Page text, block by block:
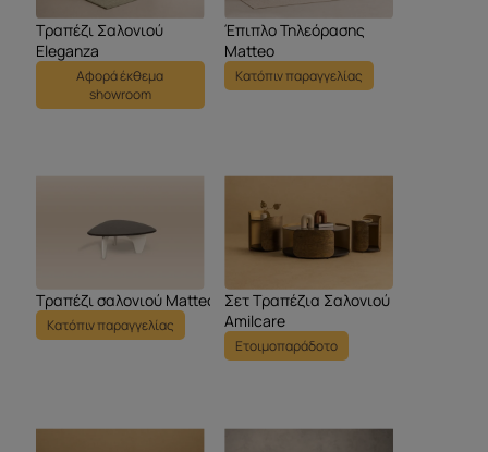
Τραπέζι Σαλονιού
Eleganza
Αφορά έκθεμα
showroom
Έπιπλο Τηλεόρασης
Matteo
Κατόπιν παραγγελίας
Τραπέζι σαλονιού Matteo
Κατόπιν παραγγελίας
Σετ Τραπέζια Σαλονιού
Amilcare
Ετοιμοπαράδοτο